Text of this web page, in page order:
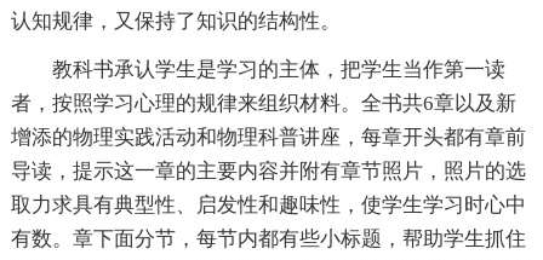
认知规律，又保持了知识的结构性。
教科书承认学生是学习的主体，把学生当作第一读
者，按照学习心理的规律来组织材料。全书共6章以及新
增添的物理实践活动和物理科普讲座，每章开头都有章前
导读，提示这一章的主要内容并附有章节照片，照片的选
取力求具有典型性、启发性和趣味性，使学生学习时心中
有数。章下面分节，每节内都有些小标题，帮助学生抓住